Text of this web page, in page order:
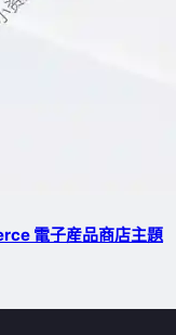
電子産品商店主題